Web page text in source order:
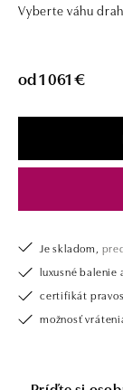
drahých kameňov
Vyberte váhu
od 1 061 €
Je skladom,
luxusné balenie
certifikát
možnosť